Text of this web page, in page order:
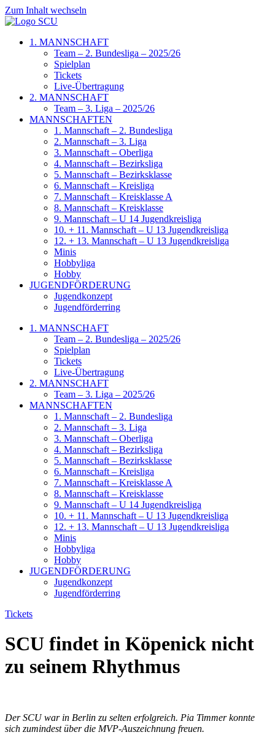
Zum Inhalt wechseln
1. MANNSCHAFT
Team – 2. Bundesliga – 2025/26
Spielplan
Tickets
Live-Übertragung
2. MANNSCHAFT
Team – 3. Liga – 2025/26
MANNSCHAFTEN
1. Mannschaft – 2. Bundesliga
2. Mannschaft – 3. Liga
3. Mannschaft – Oberliga
4. Mannschaft – Bezirksliga
5. Mannschaft – Bezirksklasse
6. Mannschaft – Kreisliga
7. Mannschaft – Kreisklasse A
8. Mannschaft – Kreisklasse
9. Mannschaft – U 14 Jugendkreisliga
10. + 11. Mannschaft – U 13 Jugendkreisliga
12. + 13. Mannschaft – U 13 Jugendkreisliga
Minis
Hobbyliga
Hobby
JUGENDFÖRDERUNG
Jugendkonzept
Jugendförderring
1. MANNSCHAFT
Team – 2. Bundesliga – 2025/26
Spielplan
Tickets
Live-Übertragung
2. MANNSCHAFT
Team – 3. Liga – 2025/26
MANNSCHAFTEN
1. Mannschaft – 2. Bundesliga
2. Mannschaft – 3. Liga
3. Mannschaft – Oberliga
4. Mannschaft – Bezirksliga
5. Mannschaft – Bezirksklasse
6. Mannschaft – Kreisliga
7. Mannschaft – Kreisklasse A
8. Mannschaft – Kreisklasse
9. Mannschaft – U 14 Jugendkreisliga
10. + 11. Mannschaft – U 13 Jugendkreisliga
12. + 13. Mannschaft – U 13 Jugendkreisliga
Minis
Hobbyliga
Hobby
JUGENDFÖRDERUNG
Jugendkonzept
Jugendförderring
Tickets
SCU findet in Köpenick nicht
zu seinem Rhythmus
Der SCU war in Berlin zu selten erfolgreich. Pia Timmer konnte
sich zumindest über die MVP-Auszeichnung freuen.